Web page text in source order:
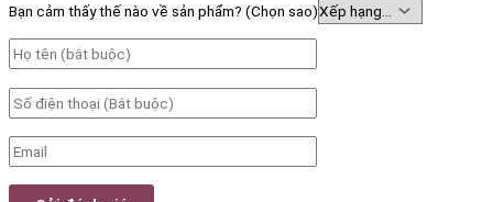
Bạn cảm thấy thế nào về sản phẩm? (Chọn sao)